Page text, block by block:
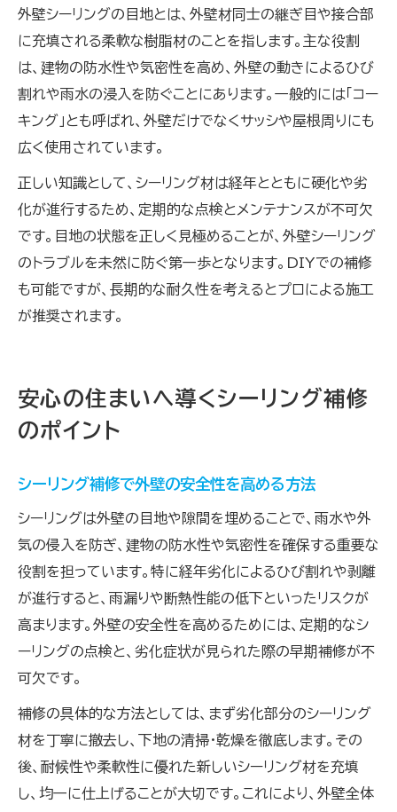
外壁シーリングの目地とは、外壁材同士の継ぎ目や接合部
に充填される柔軟な樹脂材のことを指します。主な役割
は、建物の防水性や気密性を高め、外壁の動きによるひび
割れや雨水の浸入を防ぐことにあります。一般的には「コー
キング」とも呼ばれ、外壁だけでなくサッシや屋根周りにも
広く使用されています。
正しい知識として、シーリング材は経年とともに硬化や劣
化が進行するため、定期的な点検とメンテナンスが不可欠
です。目地の状態を正しく見極めることが、外壁シーリング
のトラブルを未然に防ぐ第一歩となります。DIYでの補修
も可能ですが、長期的な耐久性を考えるとプロによる施工
が推奨されます。
安心の住まいへ導くシーリング補修
のポイント
シーリング補修で外壁の安全性を高める方法
シーリングは外壁の目地や隙間を埋めることで、雨水や外
気の侵入を防ぎ、建物の防水性や気密性を確保する重要な
役割を担っています。特に経年劣化によるひび割れや剥離
が進行すると、雨漏りや断熱性能の低下といったリスクが
高まります。外壁の安全性を高めるためには、定期的なシ
ーリングの点検と、劣化症状が見られた際の早期補修が不
可欠です。
補修の具体的な方法としては、まず劣化部分のシーリング
材を丁寧に撤去し、下地の清掃・乾燥を徹底します。その
後、耐候性や柔軟性に優れた新しいシーリング材を充填
し、均一に仕上げることが大切です。これにより、外壁全体